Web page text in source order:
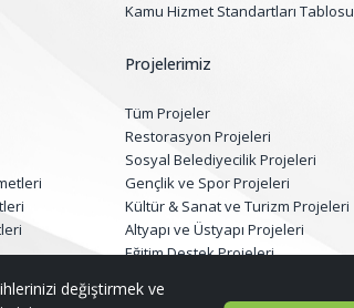
Kamu Hizmet Standartları Tablosu
Projelerimiz
Tüm Projeler
Restorasyon Projeleri
Sosyal Belediyecilik Projeleri
Gençlik ve Spor Projeleri
Kültür & Sanat ve Turizm Projeleri
Altyapı ve Üstyapı Projeleri
Eğitim Destek Projeleri
Projeleri
değiştirmek ve